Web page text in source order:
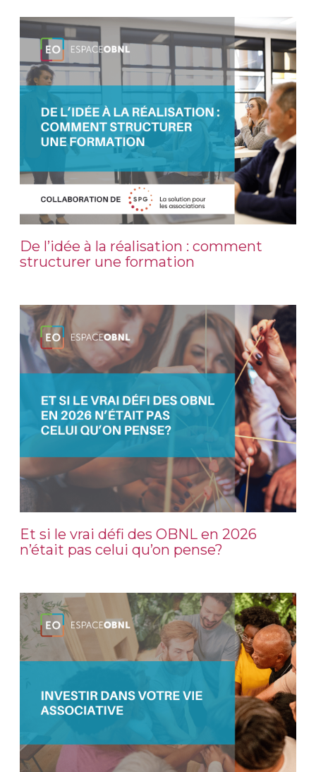
De l’idée à la réalisation : comment
structurer une formation
Et si le vrai défi des OBNL en 2026
n’était pas celui qu’on pense?